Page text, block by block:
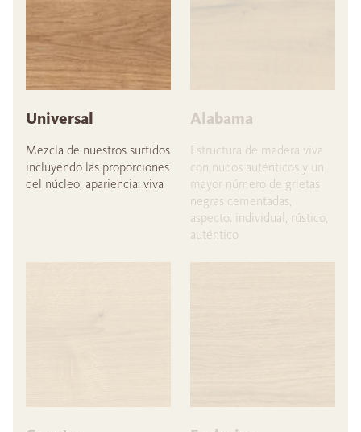
Universal
Mezcla de nuestros surtidos
incluyendo las proporciones
del núcleo, apariencia: viva
Alabama
Estructura de madera viva
con nudos auténticos y un
mayor número de grietas
negras cementadas,
aspecto: individual, rústico,
auténtico